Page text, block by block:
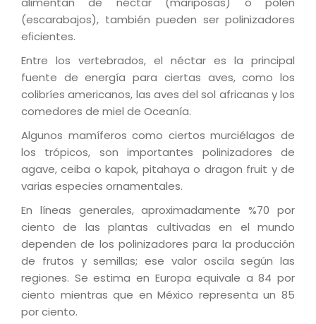
(escarabajos), también pueden ser polinizadores
eﬁcientes.
Entre los vertebrados, el néctar es la principal
fuente de energía para ciertas aves, como los
colibríes americanos, las aves del sol africanas y los
comedores de miel de Oceanía.
Algunos mamíferos como ciertos murciélagos de
los trópicos, son importantes polinizadores de
agave, ceiba o kapok, pitahaya o dragon fruit y de
varias especies ornamentales.
En líneas generales, aproximadamente %70 por
ciento de las plantas cultivadas en el mundo
dependen de los polinizadores para la producción
de frutos y semillas; ese valor oscila según las
regiones. Se estima en Europa equivale a 84 por
ciento mientras que en México representa un 85
por ciento.